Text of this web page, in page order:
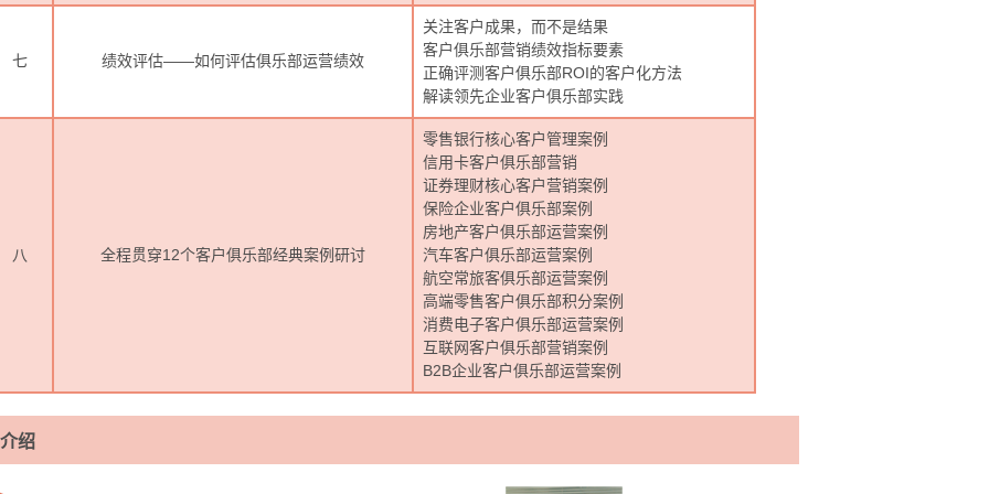
七 绩效评估——如何评估俱乐部运营绩效
关注客户成果，而不是结果
客户俱乐部营销绩效指标要素
正确评测客户俱乐部ROI的客户化方法
解读领先企业客户俱乐部实践
八 全程贯穿12个客户俱乐部经典案例研讨
零售银行核心客户管理案例
信用卡客户俱乐部营销
证券理财核心客户营销案例
保险企业客户俱乐部案例
房地产客户俱乐部运营案例
汽车客户俱乐部运营案例
航空常旅客俱乐部运营案例
高端零售客户俱乐部积分案例
消费电子客户俱乐部运营案例
互联网客户俱乐部营销案例
B2B企业客户俱乐部运营案例
绍